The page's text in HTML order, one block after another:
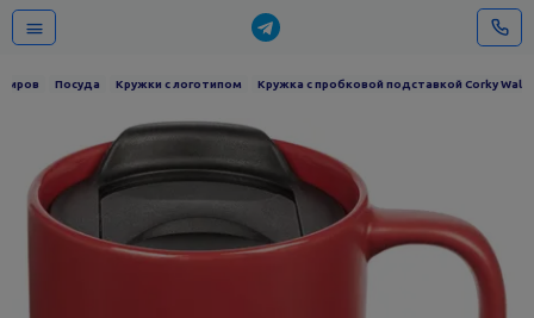
Посуда Кружки с логотипом Кружка с пробковой подставкой Corky Walk,